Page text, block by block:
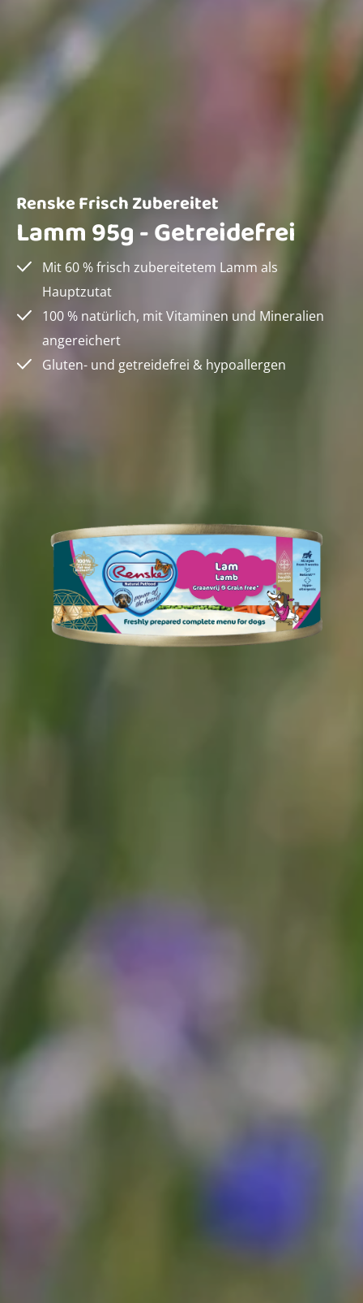
Renske Frisch Zubereitet
Lamm 95g - Getreidefrei
Mit 60 % frisch zubereitetem Lamm als
Hauptzutat
100 % natürlich, mit Vitaminen und Mineralien
angereichert
Gluten- und getreidefrei & hypoallergen